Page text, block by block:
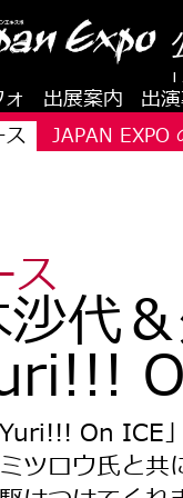
出展案内 出
ス JAPAN EXPO
ス
代
On ICE
ツロウ氏と